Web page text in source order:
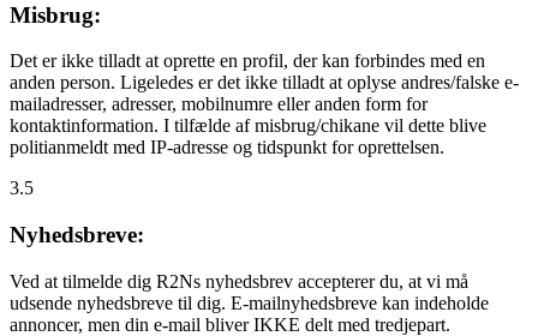
Misbrug:
Det er ikke tilladt at oprette en profil, der kan forbindes med en
anden person. Ligeledes er det ikke tilladt at oplyse andres/falske e-
mailadresser, adresser, mobilnumre eller anden form for
kontaktinformation. I tilfælde af misbrug/chikane vil dette blive
politianmeldt med IP-adresse og tidspunkt for oprettelsen.
3.5
Nyhedsbreve:
Ved at tilmelde dig R2Ns nyhedsbrev accepterer du, at vi må
udsende nyhedsbreve til dig. E-mailnyhedsbreve kan indeholde
annoncer, men din e-mail bliver IKKE delt med tredjepart.